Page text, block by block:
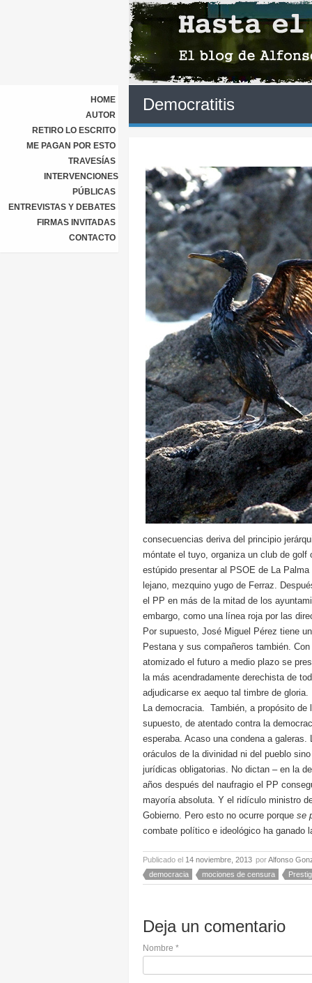
HOME
AUTOR
RETIRO LO ESCRITO
ME PAGAN POR ESTO
TRAVESÍAS
INTERVENCIONES
PÚBLICAS
ENTREVISTAS Y DEBATES
FIRMAS INVITADAS
CONTACTO
Democratitis
consecuencias deriva del principio
móntate el tuyo, organiza un club de
estúpido presentar al PSOE de La
lejano, mezquino yugo de Ferraz.
el PP en más de la mitad de los
embargo, como una línea roja por las
Por supuesto, José Miguel Pérez tiene
Pestana y sus compañeros también.
atomizado el futuro a medio plazo se
la más acendradamente derechista de
adjudicarse ex aequo tal timbre de gloria.
La democracia. También, a propósito
supuesto, de atentado contra la
esperaba. Acaso una condena a
oráculos de la divinidad ni del pueblo
jurídicas obligatorias. No dictan – en la
años después del naufragio el PP
mayoría absoluta. Y el ridículo ministro
Gobierno. Pero esto no ocurre porque se
combate político e ideológico ha ganado
Publicado el 14 noviembre, 2013 porAlfonso
democracia
mociones de censura
Deja un comentario
Nombre *